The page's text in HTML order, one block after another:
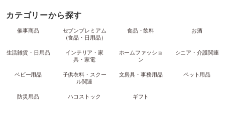
カテゴリーから探す
催事商品
セブンプレミアム
（食品・日用品）
食品・飲料 お酒
生活雑貨・日用品
インテリア・家
具・家電
ホームファッショ
ン
シニア・介護関連
ベビー用品
子供衣料・スクー
ル関連
文房具・事務用品 ペット用品
防災用品 ハコストック ギフト